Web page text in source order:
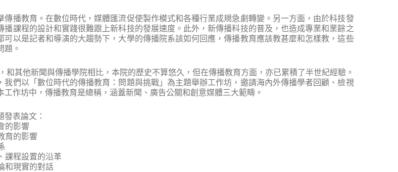
傳播教育。在數位時代，媒體匯流促使製作模式和各種行業成規急劇轉變。另一方面，由於科技發
播課程的設計和實踐很難跟上新科技的發展速度。此外，新傳播科技的普及，也造成專業和業餘之
可以是記者和導演的大趨勢下，大學的傳播院系該如何回應，傳播教育應該教甚麼和怎樣教，這些
題。
和其他新聞與傳播學院相比，本院的歷史不算悠久，但在傳播教育方面，亦已累積了半世紀經驗。
我們以「數位時代的傳播教育：問題與挑戰」為主題舉辦工作坊，邀請海內外傳播學者回顧、檢視
作坊中，傳播教育是總稱，涵蓋新聞、廣告公關和創意媒體三大範疇。
表論文：
的影響
育的影響
課程設置的沿革
和現實的對話